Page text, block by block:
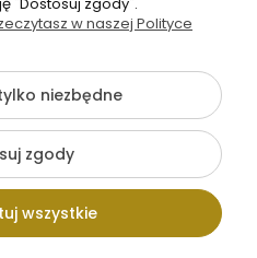
+48
141
363
Napisz
wersję strony
Shoper.pl
w naszej Polityce
niezbędne
zgody
wszystkie